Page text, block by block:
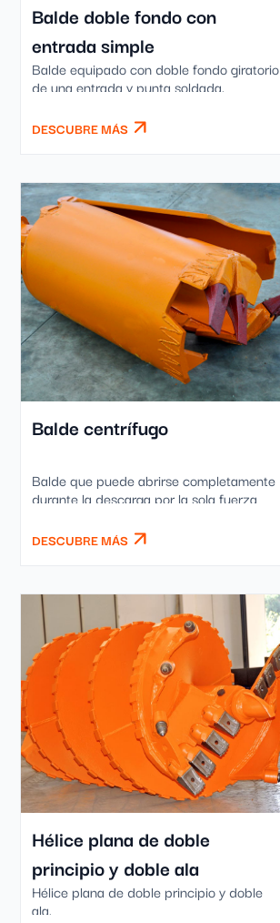
Balde doble fondo con
entrada simple
Balde equipado con doble fondo giratorio
de una entrada y punta soldada.
DESCUBRE MÁS
Balde centrífugo
Balde que puede abrirse completamente
durante la descarga por la sola fuerza
sentido contrario a las agujas del reloj,
permitiendo la descarga del material.
antidesgaste zigzag.
DESCUBRE MÁS
Hélice plana de doble
principio y doble ala
Hélice plana de doble principio y doble
ala.